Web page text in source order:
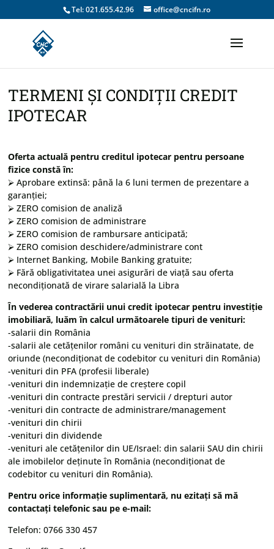
Tel: 021.655.42.96 office@cncifn.ro
TERMENI ȘI CONDIȚII CREDIT
IPOTECAR
Oferta actuală pentru creditul ipotecar pentru persoane
fizice constă în:
⮚ Aprobare extinsă: până la 6 luni termen de prezentare a
garanției;
⮚ ZERO comision de analiză
⮚ ZERO comision de administrare
⮚ ZERO comision de rambursare anticipată;
⮚ ZERO comision deschidere/administrare cont
⮚ Internet Banking, Mobile Banking gratuite;
⮚ Fără obligativitatea unei asigurări de viață sau oferta
necondiționată de virare salarială la Libra
În vederea contractării unui credit ipotecar pentru investiție
imobiliară, luăm în calcul următoarele tipuri de venituri:
-salarii din România
-salarii ale cetățenilor români cu venituri din străinatate, de
oriunde (necondiționat de codebitor cu venituri din România)
-venituri din PFA (profesii liberale)
-venituri din indemnizație de creștere copil
-venituri din contracte prestări servicii / drepturi autor
-venituri din contracte de administrare/management
-venituri din chirii
-venituri din dividende
-venituri ale cetățenilor din UE/Israel: din salarii SAU din chirii
ale imobilelor deținute în România (necondiționat de
codebitor cu venituri din România).
Pentru orice informație suplimentară, nu ezitați să mă
contactați telefonic sau pe e-mail:
Telefon: 0766 330 457